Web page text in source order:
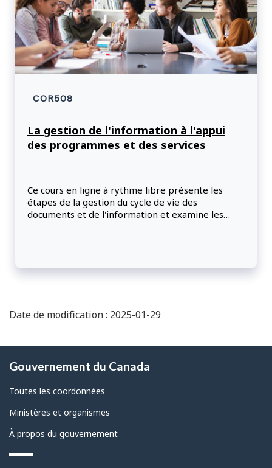
COR508
La gestion de l'information à l'appui
des programmes et des services
Ce cours en ligne à rythme libre présente les
étapes de la gestion du cycle de vie des
documents et de l'information et examine les
classification, les techniques avancées de
d'élimination de documents.
Date de modification : 2025-01-29
propos
de
ce
Gouvernement du Canada
Toutes les coordonnées
Ministères et organismes
À propos du gouvernement